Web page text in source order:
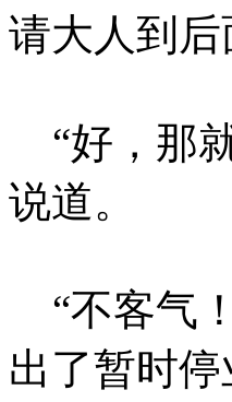
请大人到
“好，那
说道。
“不客气
出了暂时